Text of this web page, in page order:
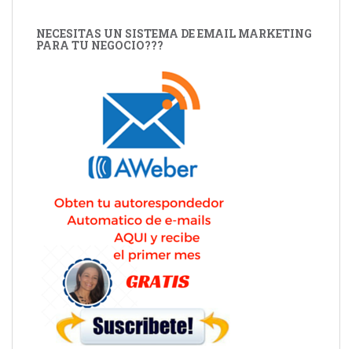
NECESITAS UN SISTEMA DE EMAIL MARKETING
PARA TU NEGOCIO???